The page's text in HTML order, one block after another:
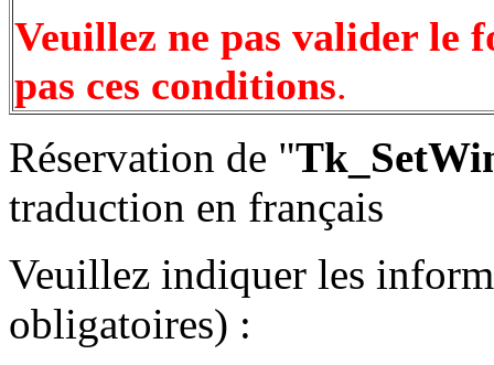
Veuillez ne pas valider le
pas ces conditions.
Réservation de "
traduction en français
Veuillez indiquer les
obligatoires) :